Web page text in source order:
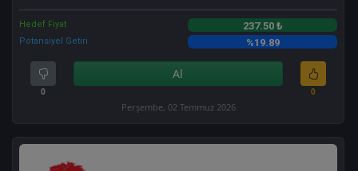
Hedef Fiyat 237.50 ₺
Potansiyel Getiri %19.89
0
Al
0
Perşembe, 02 Temmuz 2026